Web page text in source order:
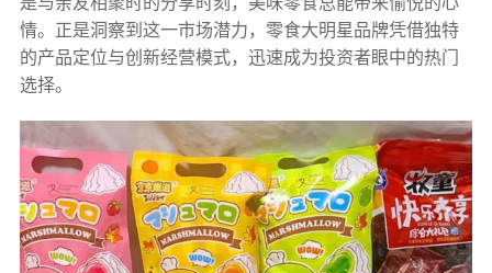
情。正是洞察到这一市场潜力，零食大明星品牌凭借独特
的产品定位与创新经营模式，迅速成为投资者眼中的热门
选择。